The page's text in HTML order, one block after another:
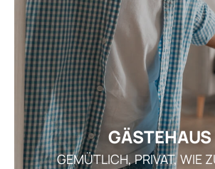
GÄSTEHAUS
GEMÜTLICH, PRIVAT, WIE